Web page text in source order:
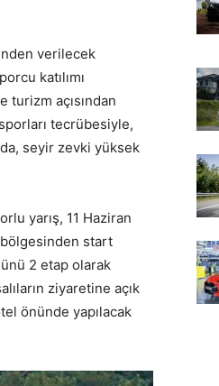
verilecek
katılımı
açısından
tecrübesiyle,
seyir zevki yüksek
yarış, 11 Haziran
bölgesinden start
2 etap olarak
ziyaretine açık
önünde yapılacak